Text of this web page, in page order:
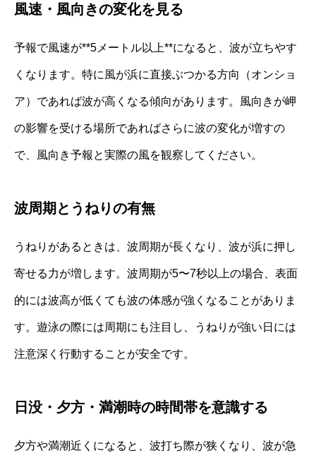
風速・風向きの変化を見る
予報で風速が**5メートル以上**になると、波が立ちやす
くなります。特に風が浜に直接ぶつかる方向（オンショ
ア）であれば波が高くなる傾向があります。風向きが岬
の影響を受ける場所であればさらに波の変化が増すの
で、風向き予報と実際の風を観察してください。
波周期とうねりの有無
うねりがあるときは、波周期が長くなり、波が浜に押し
寄せる力が増します。波周期が5〜7秒以上の場合、表面
的には波高が低くても波の体感が強くなることがありま
す。遊泳の際には周期にも注目し、うねりが強い日には
注意深く行動することが安全です。
日没・夕方・満潮時の時間帯を意識する
夕方や満潮近くになると、波打ち際が狭くなり、波が急